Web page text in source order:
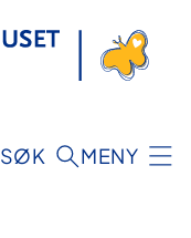
SØK MENY